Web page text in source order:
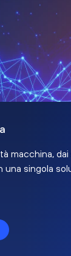
macchina, dai
una singola